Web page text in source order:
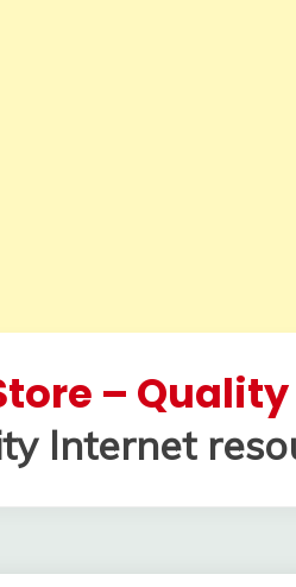
–
Internet